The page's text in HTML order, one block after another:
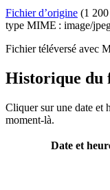
Fichier d’origine (1
type MIME : image/
Fichier téléversé avec
Historique du
Cliquer sur une date et
moment-là.
Date et